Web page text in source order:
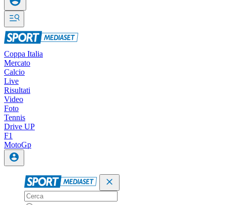
Coppa Italia
Mercato
Calcio
Live
Risultati
Video
Foto
Tennis
Drive UP
F1
MotoGp